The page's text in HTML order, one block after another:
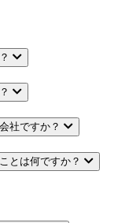
社ですか？
とは何ですか？